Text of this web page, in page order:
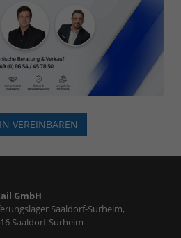
VEREINBAREN
GmbH
Saaldorf-Surheim,
Saaldorf-Surheim